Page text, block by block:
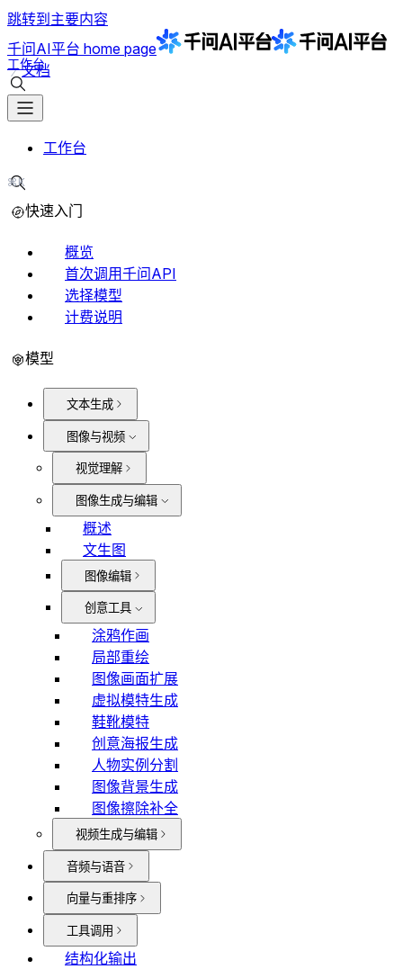
跳转到主要内容
千问AI平台 home page
文档
工作台
工作台
⌘K
快速入门
概览
首次调用千问API
选择模型
计费说明
模型
文本生成
图像与视频
视觉理解
图像生成与编辑
概述
文生图
图像编辑
创意工具
涂鸦作画
局部重绘
图像画面扩展
虚拟模特生成
鞋靴模特
创意海报生成
人物实例分割
图像背景生成
图像擦除补全
视频生成与编辑
音频与语音
向量与重排序
工具调用
结构化输出